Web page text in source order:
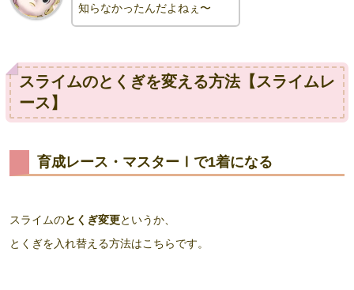
知らなかったんだよねぇ〜
スライムのとくぎを変える方法【スライムレ
ース】
育成レース・マスターⅠで1着になる
スライムのとくぎ変更というか、
とくぎを入れ替える方法はこちらです。